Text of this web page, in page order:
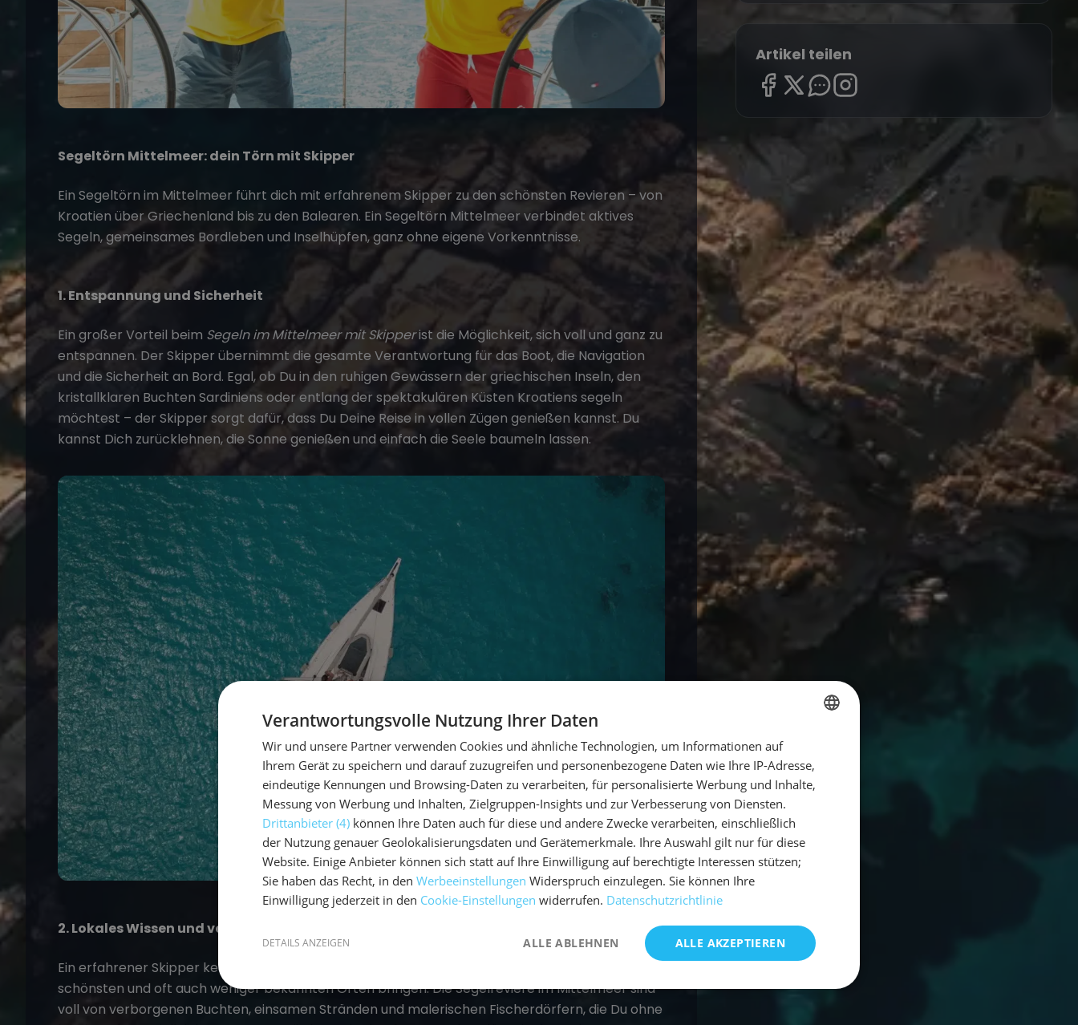
Segeltörn Mittelmeer: dein Törn mit Skipper
Ein Segeltörn im Mittelmeer führt dich mit erfahrenem Skipper zu den schönsten Revieren – von
Kroatien über Griechenland bis zu den Balearen. Ein Segeltörn Mittelmeer verbindet aktives
Segeln, gemeinsames Bordleben und Inselhüpfen, ganz ohne eigene Vorkenntnisse.
1. Entspannung und Sicherheit
Ein großer Vorteil beim Segeln im Mittelmeer mit Skipperist die Möglichkeit, sich voll und ganz zu
entspannen. Der Skipper übernimmt die gesamte Verantwortung für das Boot, die Navigation
und die Sicherheit an Bord. Egal, ob Du in den ruhigen Gewässern der griechischen Inseln, den
kristallklaren Buchten Sardiniens oder entlang der spektakulären Küsten Kroatiens segeln
möchtest – der Skipper sorgt dafür, dass Du Deine Reise in vollen Zügen genießen kannst. Du
kannst Dich zurücklehnen, die Sonne genießen und einfach die Seele baumeln lassen.
2. Lokales Wissen und versteckte Perlen entdecken
Ein erfahrener Skipper kennt die besten
schönsten und oft auch weniger bekannten Orten bringen. Die Segelreviere im Mittelmeer sind
voll von verborgenen Buchten, einsamen Stränden und malerischen Fischerdörfern, die Du ohne
Artikel teilen
GERMAN
Verantwortungsvolle Nutzung Ihrer Daten
Wir und unsere Partner verwenden Cookies und ähnliche Technologien, um Informationen auf
Ihrem Gerät zu speichern und darauf zuzugreifen und personenbezogene Daten wie Ihre IP-Adresse,
eindeutige Kennungen und Browsing-Daten zu verarbeiten, für personalisierte Werbung und Inhalte,
Messung von Werbung und Inhalten, Zielgruppen-Insights und zur Verbesserung von Diensten.
Drittanbieter (4) können Ihre Daten auch für diese und andere Zwecke verarbeiten, einschließlich
der Nutzung genauer Geolokalisierungsdaten und Gerätemerkmale. Ihre Auswahl gilt nur für diese
Website. Einige Anbieter können sich statt auf Ihre Einwilligung auf berechtigte Interessen stützen;
Sie haben das Recht, in den Werbeeinstellungen Widerspruch einzulegen. Sie können Ihre
Einwilligung jederzeit in den Cookie-Einstellungen widerrufen. Datenschutzrichtlinie
ALLE AKZEPTIEREN
ALLE ABLEHNEN
DETAILS ANZEIGEN